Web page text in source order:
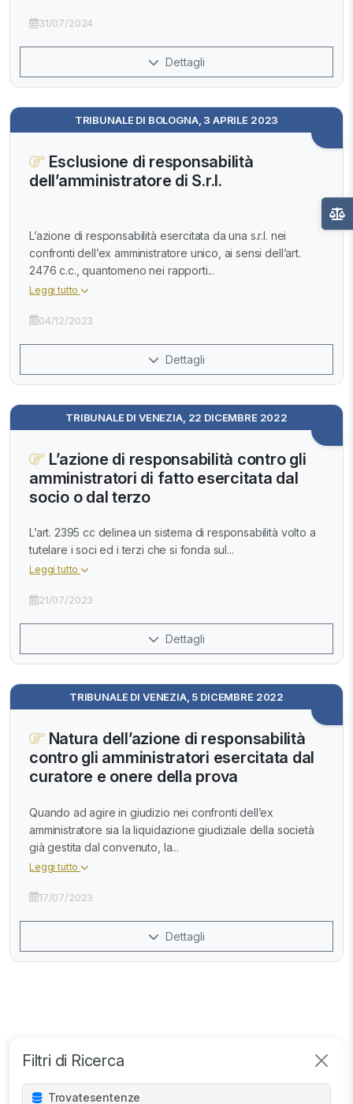
Filtri di Ricerca
Trovatesentenze
31/07/2024
Dettagli
TRIBUNALE DI BOLOGNA, 3 APRILE 2023
Esclusione di responsabilità
dell’amministratore di S.r.l.
L’azione di responsabilità esercitata da una s.r.l. nei
confronti dell’ex amministratore unico, ai sensi dell’art.
2476 c.c., quantomeno nei rapporti...
Leggi tutto
04/12/2023
Dettagli
TRIBUNALE DI VENEZIA, 22 DICEMBRE 2022
L’azione di responsabilità contro gli
amministratori di fatto esercitata dal
socio o dal terzo
L’art. 2395 cc delinea un sistema di responsabilità volto a
tutelare i soci ed i terzi che si fonda sul...
Leggi tutto
21/07/2023
Dettagli
TRIBUNALE DI VENEZIA, 5 DICEMBRE 2022
Natura dell’azione di responsabilità
contro gli amministratori esercitata dal
curatore e onere della prova
Quando ad agire in giudizio nei confronti dell’ex
amministratore sia la liquidazione giudiziale della società
già gestita dal convenuto, la...
Leggi tutto
17/07/2023
Dettagli